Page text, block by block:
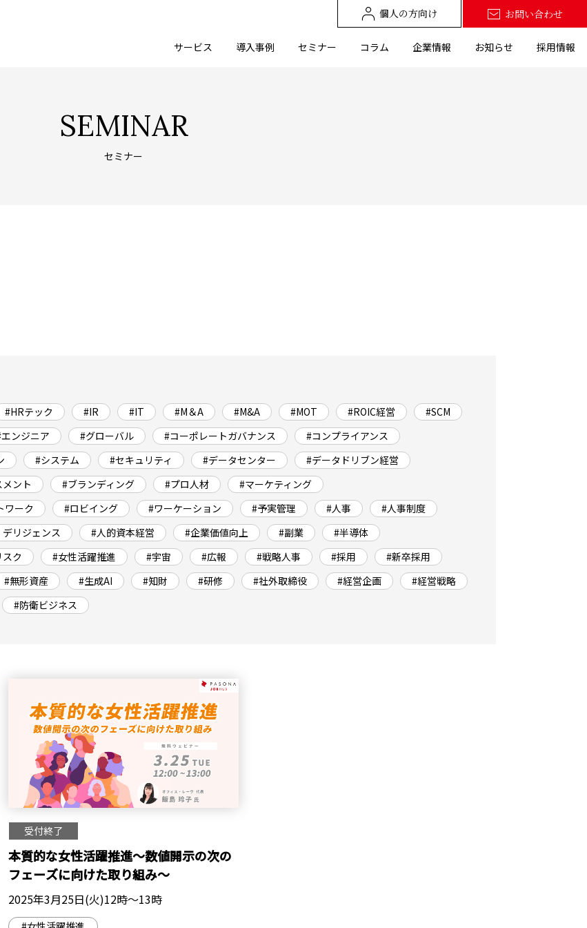
個人の方向け お問い合わせ
サービス 導入事例 セミナー コラム 企業情報 お知らせ 採用情報
SEMINAR
セミナー
#HRテック #IR #IT #M＆A #M&A #MOT #ROIC経営
#SCM
ンジニア #グローバル #コーポレートガバナンス
#コンプライアンス
#システム #セキュリティ #データセンター
#データドリブン経営
ント #ブランディング #プロ人材
#マーケティング
ワーク #ロビイング #ワーケーション #予実管理 #人事
#人事制度
リジェンス #人的資本経営 #企業価値向上 #副業
#半導体
ク #女性活躍推進 #宇宙 #広報 #戦略人事 #採用
#新卒採用
#無形資産 #生成AI #知財 #研修 #社外取締役 #経営企画
#経営戦略
#防衛ビジネス
受付終了
本質的な女性活躍推進～数値開示の次の
フェーズに向けた取り組み～
2025年3月25日(火)12時～13時